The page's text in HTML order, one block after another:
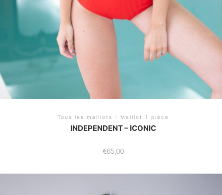
Tous les maillots / Maillot 1 pièce
INDEPENDENT – ICONIC
€65,00